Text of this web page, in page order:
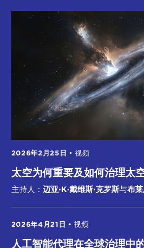
2026年2月25日 • 视频
太空为何重要及如何治理太
主持人： 迈亚·K·戴维斯·克罗斯与布莱
2026年4月21日 • 视频
人工智能代理在全球治理中